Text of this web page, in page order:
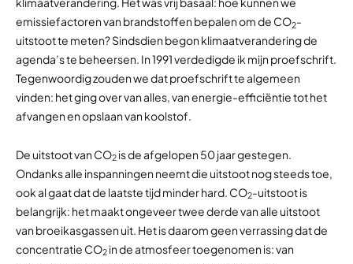
emissiefactoren van brandstoffen bepalen om de CO2-
uitstoot te meten? Sindsdien begon klimaatverandering de
agenda’s te beheersen. In 1991 verdedigde ik mijn proefschrift.
Tegenwoordig zouden we dat proefschrift te algemeen
vinden: het ging over van alles, van energie-efficiëntie tot het
afvangen en opslaan van koolstof.
De uitstoot van CO2 is de afgelopen 50 jaar gestegen.
Ondanks alle inspanningen neemt die uitstoot nog steeds toe,
ook al gaat dat de laatste tijd minder hard. CO2-uitstoot is
belangrijk: het maakt ongeveer twee derde van alle uitstoot
van broeikasgassen uit. Het is daarom geen verrassing dat de
concentratie CO2 in de atmosfeer toegenomen is: van